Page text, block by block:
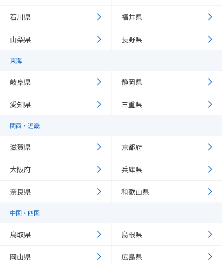
石川県 福井県
山梨県 長野県
東海
岐阜県 静岡県
愛知県 三重県
関西・近畿
滋賀県 京都府
大阪府 兵庫県
奈良県 和歌山県
中国・四国
鳥取県 島根県
岡山県 広島県